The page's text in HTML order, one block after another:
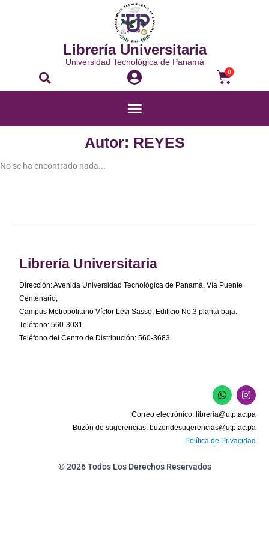
Librería Universitaria
Universidad Tecnológica de Panamá
Buscar 0
Carrito
Menú
Autor: REYES
No se ha encontrado nada...
Librería Universitaria
Dirección: Avenida Universidad Tecnológica de Panamá, Vía Puente
Centenario,
Campus Metropolitano Víctor Levi Sasso, Edificio No.3 planta baja.
Teléfono: 560-3031
Teléfono del Centro de Distribución: 560-3683
W
h
a
t
s
a
p
I
n
s
t
a
g
r
Correo electrónico: libreria@utp.ac.pa
Buzón de sugerencias: buzondesugerencias@utp.ac.pa
Política de Privacidad
© 2026 Todos Los Derechos Reservados